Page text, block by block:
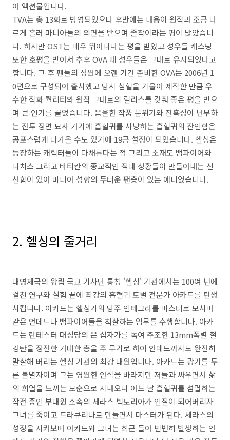
어 액션물입니다.
TVA는 총 13화로 방영되었으나 후반에는 내용이 원작과 조금 다
르게 흘러 마니아들의 외면을 받으며 졸작이라는 평이 많았습니
다. 하지만 OST는 매우 뛰어나다는 평을 받았고 성우들 캐스팅
또한 호평을 받아서 추후 OVA 때 성우들은 그대로 유지되었다고
합니다. 그 후 팬들의 성원에 오랜 기간 준비한 OVA는 2006년 1
0편으로 구성되어 출시했고 당시 심혈을 기울여 제작한 만큼 우
수한 작화 퀄리티와 원작 그대로의 릴리스를 갖춰 좋은 평을 받으
며 큰 인기를 끌었습니다. 음울한 작품 분위기와 잔혹성이 난무하
는 전투 장면 묘사 거기에 흡혈귀를 사냥하는 흡혈귀의 잔인함은
공포스럽게 다가올 수도 있기에 19금 설정이 되었습니다. 헬싱은
등장하는 캐릭터들이 다채롭다는 점 그리고 소재도 뱀파이어와
나치스 그리고 바티칸의 종교적인 적대 상황들이 만들어내는 신
선함이 있어 마니아 성향의 두터운 팬층이 있는 애니였습니다.
2. 헬싱의 줄거리
대영제국의 왕립 국교 기사단 통칭 '헬싱' 기관에서는 100여 년에
걸친 연구와 실험 끝에 최강의 흡혈귀 토벌 전문가 아카드를 탄생
시킵니다. 아카드는 헬싱가의 당주 인테그라를 마스터로 모시며
같은 언데드나 뱀파이어들을 척살하는 임무를 수행합니다. 아카
드는 란테스터 대성당의 은 십자가를 녹여 주조한 13mm폭렬 철
강탄을 장전한 거대한 총을 주 무기로 하여 언데드까지도 완전히
말살해 버리는 헬싱 기관의 최강 대원입니다. 아카드는 광기를 두
른 불멸자이며 그는 영원한 안식을 바라지만 저들과 싸우면서 삶
의 희열을 느끼는 모순으로 지내오다 어느 날 흡혈귀를 섬멸하는
작전 중인 부대원 소속의 세라스 빅토리아가 인질이 되어버리자
그녀를 죽이고 드라큐리나로 만들면서 마스터가 된다. 세라스의
성장을 지켜보며 아카드와 그녀는 최근 들어 빈번히 발생하는 언